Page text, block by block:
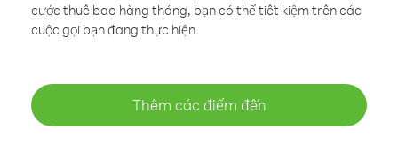
cước thuê bao hàng tháng, bạn có thể tiết kiệm trên các
cuộc gọi bạn đang thực hiện
Thêm các điểm đến